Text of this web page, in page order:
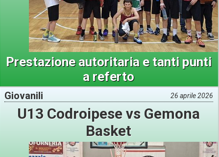
Prestazione autoritaria e tanti punti
a referto
Giovanili 26 aprile 2026
U13 Codroipese vs Gemona
Basket